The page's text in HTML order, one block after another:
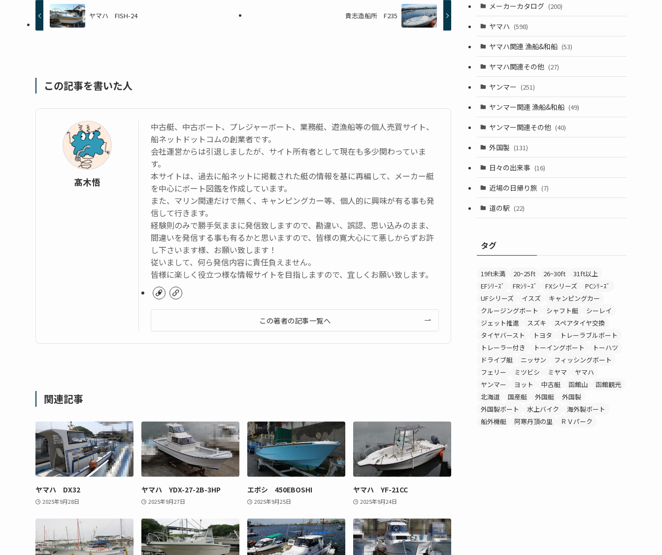
ヤマハ FISH-24 貴志造船所 F235
この記事を書いた人
髙木悟
中古艇、中古ボート、プレジャーボート、業務艇、遊漁船等の個人売買サイト、
船ネットドットコムの創業者です。
会社運営からは引退しましたが、サイト所有者として現在も多少関わっていま
す。
本サイトは、過去に船ネットに掲載された艇の情報を基に再編して、メーカー艇
を中心にボート図鑑を作成しています。
また、マリン関連だけで無く、キャンピングカー等、個人的に興味が有る事も発
信して行きます。
経験則のみで勝手気ままに発信致しますので、勘違い、誤認、思い込みのまま、
間違いを発信する事も有るかと思いますので、皆様の寛大心にて悪しからずお許
し下さいます様、お願い致します！
従いまして、何ら発信内容に責任負えません。
皆様に楽しく役立つ様な情報サイトを目指しますので、宜しくお願い致します。
この著者の記事一覧へ
関連記事
ヤマハ DX32
2025年9月28日
ヤマハ YDX-27-2B-3HP
2025年9月27日
エボシ 450EBOSHI
2025年9月25日
ヤマハ YF-21CC
2025年9月24日
メーカーカタログ (200)
ヤマハ (598)
ヤマハ関連 漁船&和船 (53)
ヤマハ関連その他 (27)
ヤンマー (251)
ヤンマー関連 漁船&和船 (49)
ヤンマー関連その他 (40)
外国製 (131)
日々の出来事 (16)
近場の日帰り旅 (7)
道の駅 (22)
タグ
19ft未満 20~25ft 26~30ft
31ft以上
EFｼﾘｰｽﾞ
FRｼﾘｰｽﾞ FXシリーズ
PCｼﾘｰｽﾞ
UFシリーズ
イスズ
キャンピングカー
クルージングボート
シャフト艇
シーレイ
ジェット推進
スズキ
スペアタイヤ交換
タイヤバースト
トヨタ
トレーラブルボート
トレーラー付き
トーイングボート
トーハツ
ドライブ艇
ニッサン
フィッシングボート
フェリー
ミツビシ ミヤマ
ヤマハ
ヤンマー
ヨット 中古艇 函館山
函館観光
北海道
国産艇 外国艇
外国製
外国製ボート
水上バイク
海外製ボート
船外機艇
阿寒丹頂の里 ＲＶパーク